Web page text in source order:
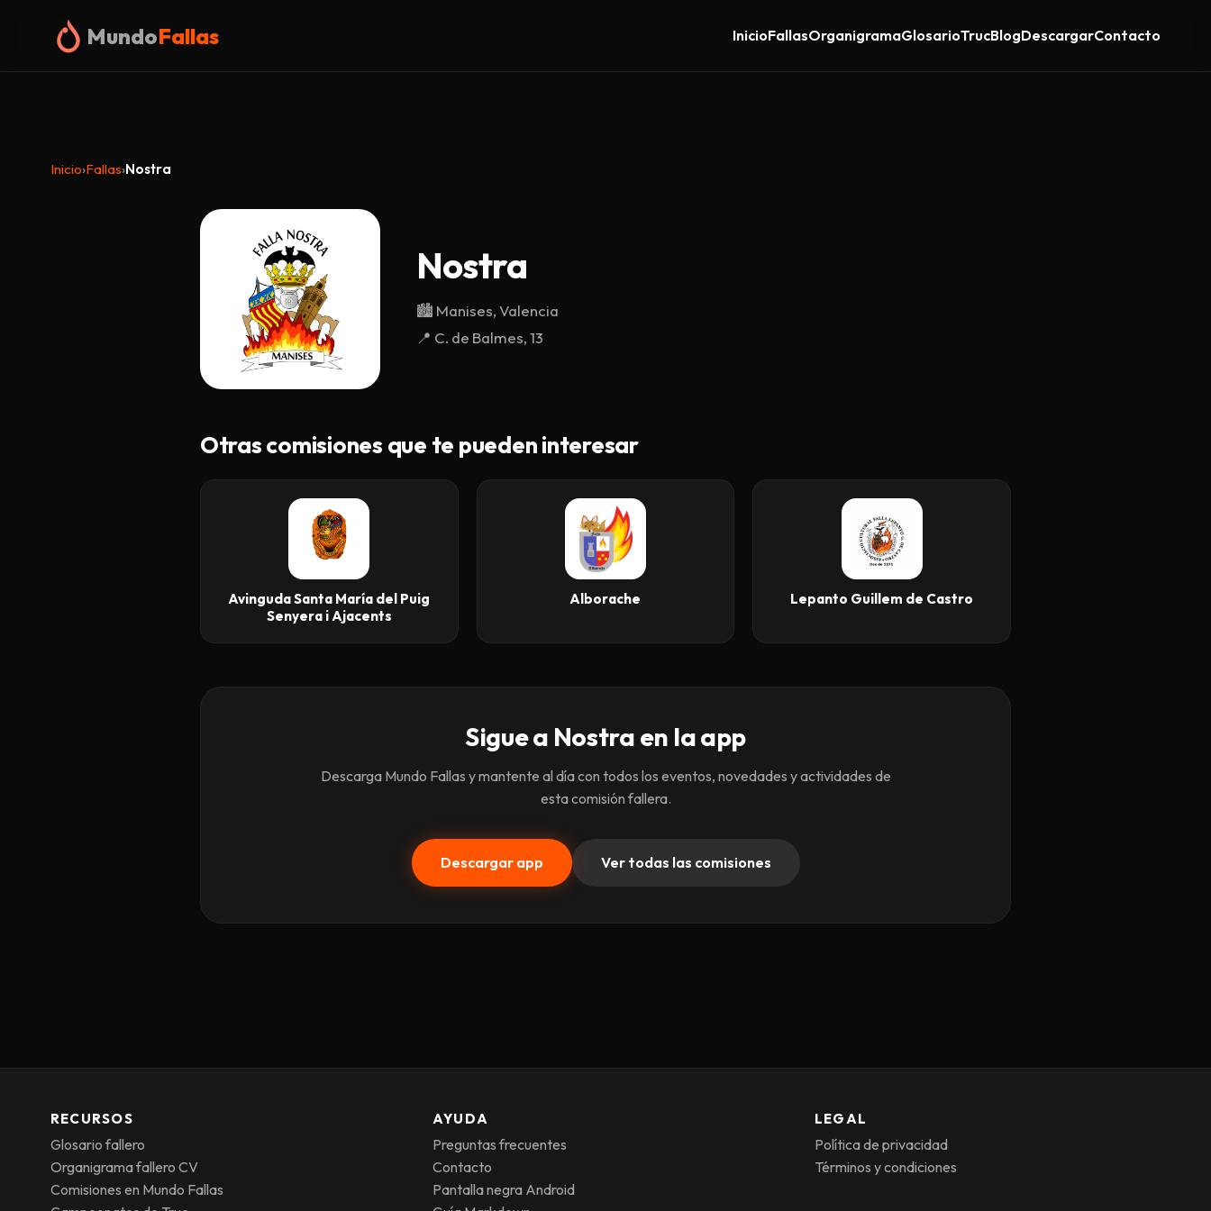
MundoFallas InicioFallasOrganigramaGlosarioTrucBlogDescargarContacto
Inicio›Fallas›Nostra
Nostra
🏙️ Manises, Valencia
📍 C. de Balmes, 13
Otras comisiones que te pueden interesar
Avinguda Santa María del Puig
Senyera i Ajacents
Alborache Lepanto Guillem de Castro
Sigue a Nostra en la app
Descarga Mundo Fallas y mantente al día con todos los eventos, novedades y actividades de
esta comisión fallera.
Descargar app Ver todas las comisiones
RECURSOS
Glosario fallero
Organigrama fallero CV
Comisiones en Mundo Fallas
AYUDA
Preguntas frecuentes
Contacto
Pantalla negra Android
LEGAL
Política de privacidad
Términos y condiciones